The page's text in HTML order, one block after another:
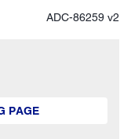
ADC-86259 v2
PAGE